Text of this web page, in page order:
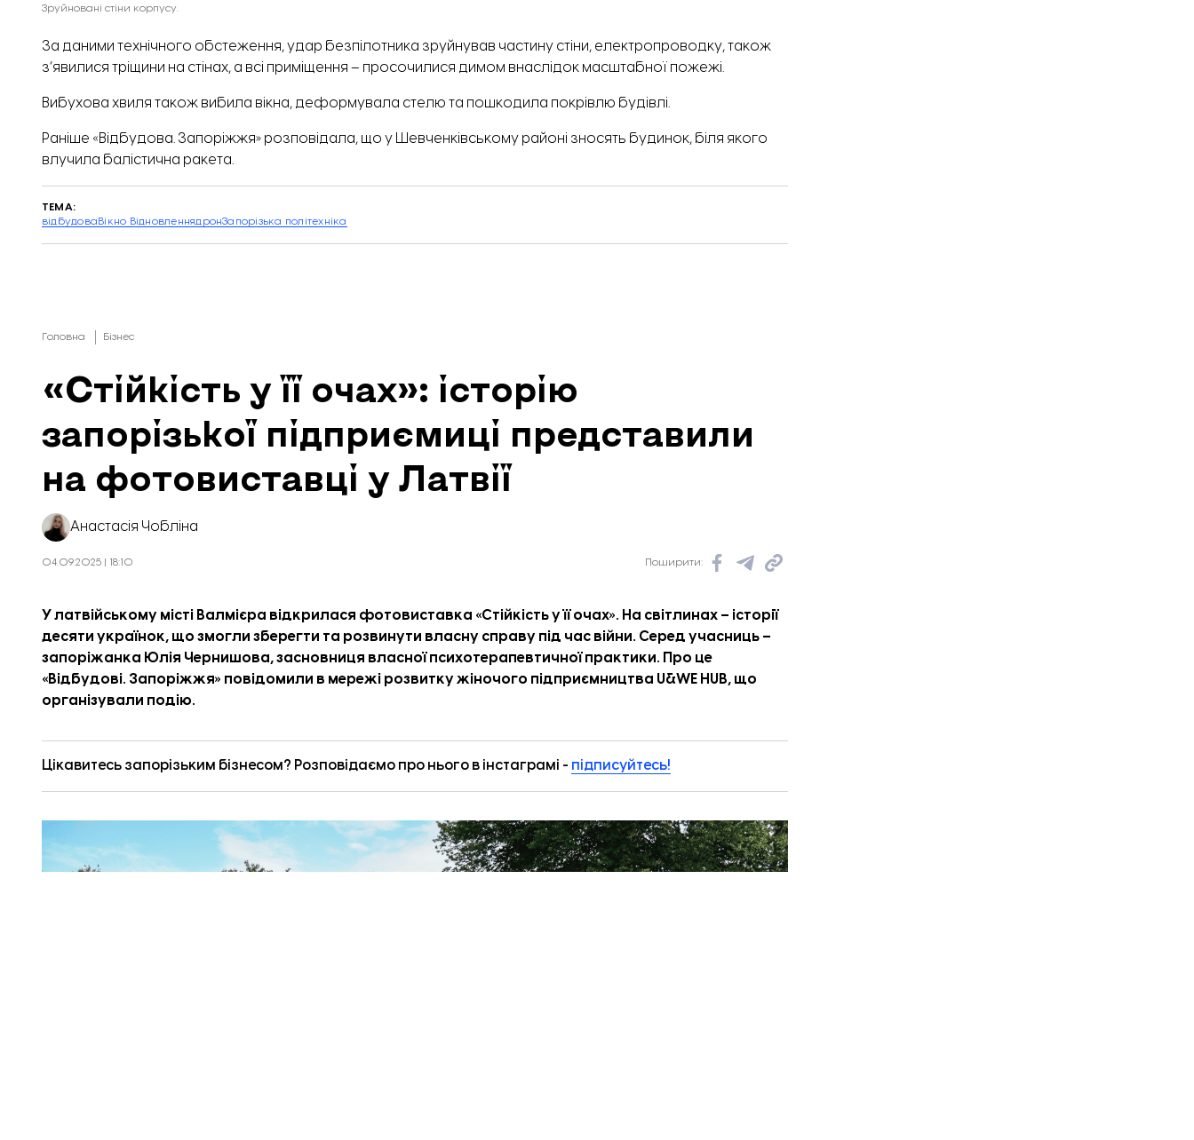
Зруйновані стіни корпусу.
За даними технічного обстеження, удар безпілотника зруйнував частину стіни, електропроводку, також
з’явилися тріщини на стінах, а всі приміщення – просочилися димом внаслідок масштабної пожежі.
Вибухова хвиля також вибила вікна, деформувала стелю та пошкодила покрівлю будівлі.
Раніше «Відбудова. Запоріжжя» розповідала, що у Шевченківському районі зносять будинок, біля якого
влучила балістична ракета.
ТЕМА:
відбудова Вікно ВідновленнядронЗапорізька політехніка
Головна Бізнес
«Стійкість у її очах»: історію
запорізької підприємиці представили
на фотовиставці у Латвії
Анастасія Чобліна
04.09.2025 | 18:10 Поширити:
У латвійському місті Валмієра відкрилася фотовиставка «Стійкість у її очах». На світлинах – історії
десяти українок, що змогли зберегти та розвинути власну справу під час війни. Серед учасниць –
запоріжанка Юлія Чернишова, засновниця власної психотерапевтичної практики. Про це
«Відбудові. Запоріжжя» повідомили в мережі розвитку жіночого підприємництва U&WE HUB, що
організували подію.
Цікавитесь запорізьким бізнесом? Розповідаємо про нього в інстаграмі - підписуйтесь!